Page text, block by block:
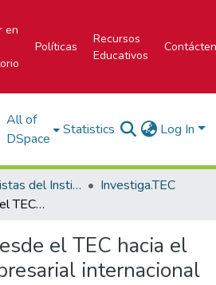
en
Políticas
Recursos
Educativos
All of
DSpace
Statistics Log In
Portal de Revistas del Instituto Tecnológico de Costa Rica
Investiga.TEC
GENFORES, desde el TEC hacia el desarrollo empresarial internacional
el TEC hacia el
internacional